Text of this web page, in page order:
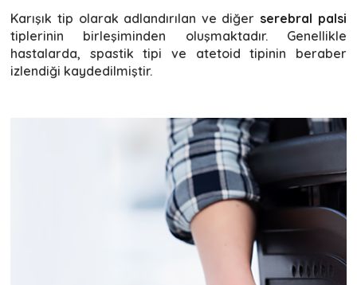
Karışık tip olarak adlandırılan ve diğer serebral palsi
tiplerinin birleşiminden oluşmaktadır. Genellikle
hastalarda, spastik tipi ve atetoid tipinin beraber
izlendiği kaydedilmiştir.